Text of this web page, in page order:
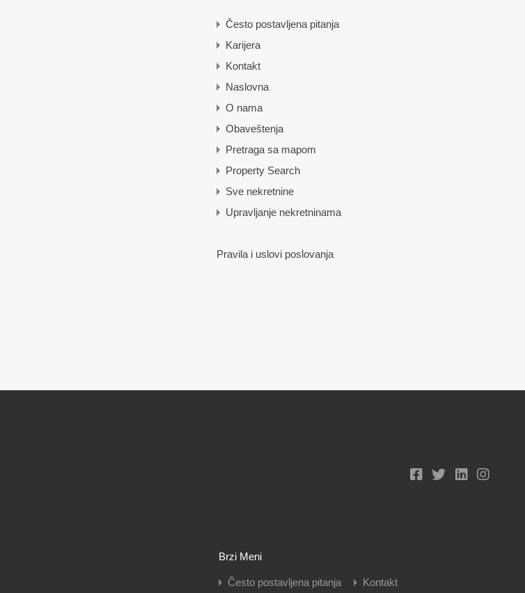
Često postavljena pitanja
Karijera
Kontakt
Naslovna
O nama
Obaveštenja
Pretraga sa mapom
Property Search
Sve nekretnine
Upravljanje nekretninama
Pravila i uslovi poslovanja
Brzi Meni
Često postavljena pitanja Kontakt